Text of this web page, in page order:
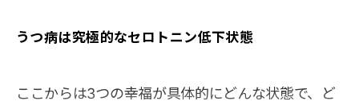
うつ病は究極的なセロトニン低下状態
ここからは3つの幸福が具体的にどんな状態で、ど